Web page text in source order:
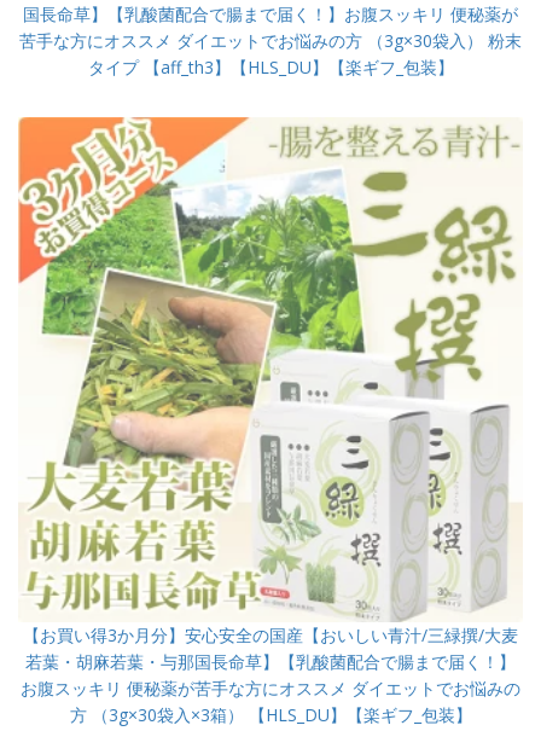
国長命草】【乳酸菌配合で腸まで届く！】お腹スッキリ 便秘薬が
苦手な方にオススメ ダイエットでお悩みの方 （3g×30袋入） 粉末
タイプ 【aff_th3】【HLS_DU】【楽ギフ_包装】
【お買い得3か月分】安心安全の国産【おいしい青汁/三緑撰/大麦
若葉・胡麻若葉・与那国長命草】【乳酸菌配合で腸まで届く！】
お腹スッキリ 便秘薬が苦手な方にオススメ ダイエットでお悩みの
方 （3g×30袋入×3箱） 【HLS_DU】【楽ギフ_包装】